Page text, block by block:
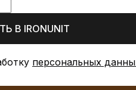
В IRONUNIT
персональных